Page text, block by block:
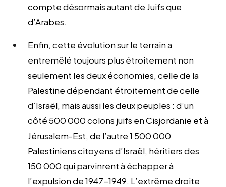
compte désormais autant de Juifs que
d’Arabes.
Enfin, cette évolution sur le terrain a
entremêlé toujours plus étroitement non
seulement les deux économies, celle de la
Palestine dépendant étroitement de celle
d’Israël, mais aussi les deux peuples : d’un
côté 500 000 colons juifs en Cisjordanie et à
Jérusalem-Est, de l’autre 1 500 000
Palestiniens citoyens d’Israël, héritiers des
150 000 qui parvinrent à échapper à
l’expulsion de 1947-1949. L’extrême droite